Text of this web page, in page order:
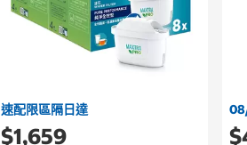
速配限區隔日達
$1,659